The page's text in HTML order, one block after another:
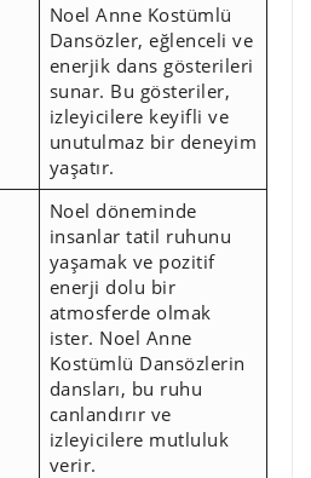
Noel Anne Kostümlü
Dansözler, eğlenceli ve
enerjik dans gösterileri
sunar. Bu gösteriler,
izleyicilere keyifli ve
unutulmaz bir deneyim
yaşatır.
Noel döneminde
insanlar tatil ruhunu
yaşamak ve pozitif
enerji dolu bir
atmosferde olmak
ister. Noel Anne
Kostümlü Dansözlerin
dansları, bu ruhu
canlandırır ve
izleyicilere mutluluk
verir.